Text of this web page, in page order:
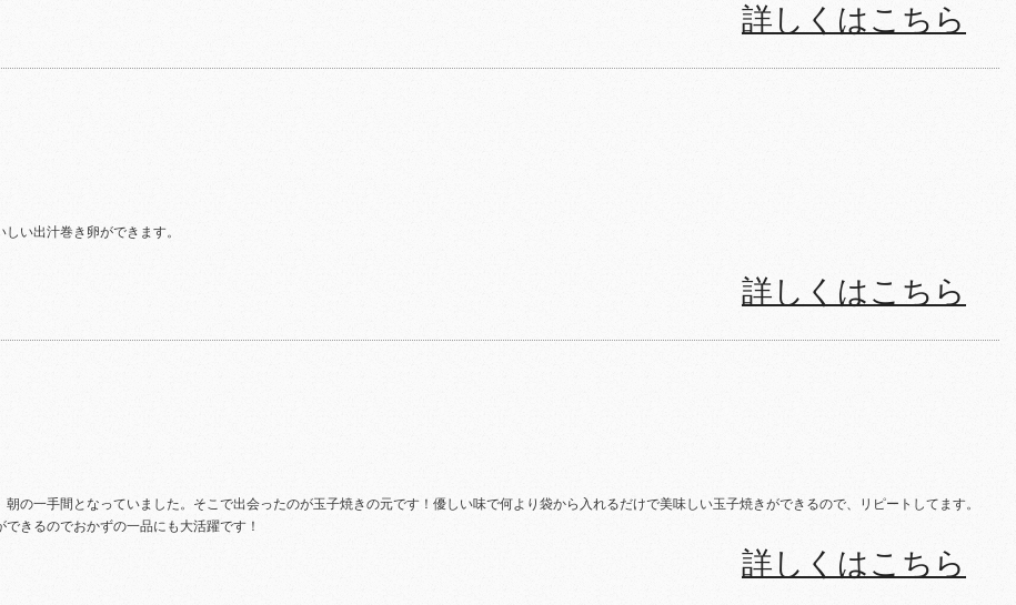
詳しくはこちら
い出汁巻き卵ができます。
詳しくはこちら
の一手間となっていました。そこで出会ったのが玉子焼きの元です！優しい味で何より袋から入れるだけで美味しい玉子焼きができるので、リピートしてます。
きるのでおかずの一品にも大活躍です！
詳しくはこちら